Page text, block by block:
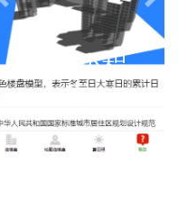
微信小程
序
Previous